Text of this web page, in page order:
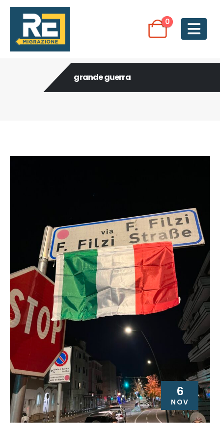
0
grande guerra
Post Archive
6
NOV